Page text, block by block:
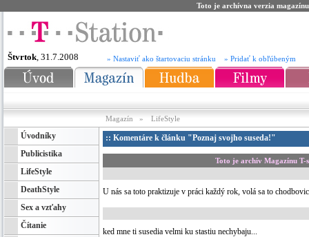
Toto je archívna verzia
Štvrtok, 31.7.2008 » Nastaviť ako štartovaciu stránku » Pridať k obľúbeným
Magazín » LifeStyle
Úvodníky
Publicistika
LifeStyle
DeathStyle
Sex a vzťahy
Čítanie
:: Komentáre k článku "Poznaj svojho suseda!"
Toto je archív Magazínu
U nás sa toto praktizuje v práci každý rok, volá sa to
ked mne ti susedia velmi ku stastiu nechybaju...